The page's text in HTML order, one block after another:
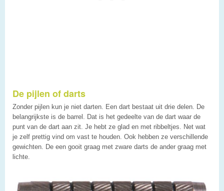
De pijlen of darts
Zonder pijlen kun je niet darten. Een dart bestaat uit drie delen. De
belangrijkste is de barrel. Dat is het gedeelte van de dart waar de
punt van de dart aan zit. Je hebt ze glad en met ribbeltjes. Net wat
je zelf prettig vind om vast te houden. Ook hebben ze verschillende
gewichten. De een gooit graag met zware darts de ander graag met
lichte.